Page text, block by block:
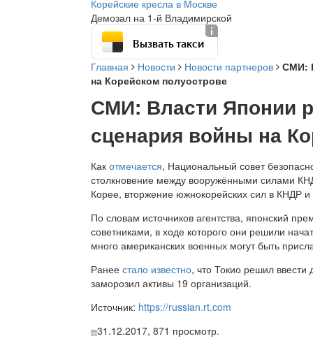
Корейские кресла в Москве
Демозал на 1-й Владимирской
Вызвать такси
Главная Новости Новости партнеров
СМИ:
на Корейском полуострове
СМИ: Власти Японии
сценария войны на
Как отмечается, Национальный совет
столкновение между вооружёнными силами
Корее, вторжение южнокорейских сил в КНДР
По словам источников агентства, японский
советниками, в ходе которого они решили
много американских военных могут быть
Ранее стало известно, что Токио решил
заморозил активы 19 организаций.
Источник: https://russian.rt.com
31.12.2017, 871 просмотр.